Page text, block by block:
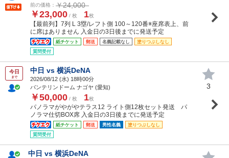
前の価格： ￥24,000
￥23,000 / 枚 1枚
【最前列】7列 L 3塁/レフト側 100～120番※座席表上、前
に席はありません 入金日の3日後までに発送予定
紙チケット 郵送 名義記載なし
塗りつぶしなし
質問受付
今日
まで
中日 vs 横浜DeNA
2026/08/12 (水) 18時00分
バンテリンドーム ナゴヤ (愛知)
￥50,000 / 枚 1枚
パノラマがやがやテラス12 ライト側12枚セット発送 パ
ノラマ仕切BOX席 入金日の3日後までに発送予定
紙チケット 郵送 男性名義
塗りつぶしなし
質問受付
3
中日 vs 横浜DeNA